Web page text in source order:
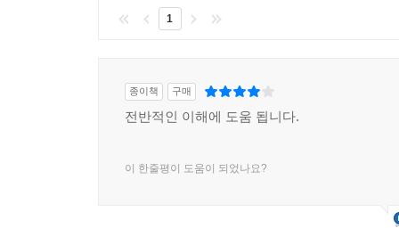
1
종이책 구매
전반적인 이해에 도움 됩니다.
이 한줄평이 도움이 되었나요?